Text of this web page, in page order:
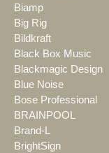
Biamp
Big Rig
Bildkraft
Black Box Music
Blackmagic Design
Blue Noise
Bose Professional
BRAINPOOL
Brand-L
BrightSign